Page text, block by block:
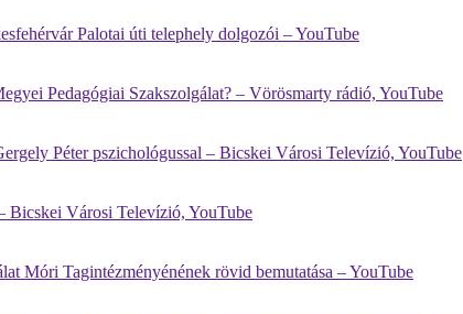
Palotai úti telephely dolgozói – YouTube
Pedagógiai Szakszolgálat? – Vörösmarty rádió, YouTube
Péter pszichológussal – Bicskei Városi Televízió, YouTube
Bicskei Városi Televízió, YouTube
Móri Tagintézményénének rövid bemutatása – YouTube